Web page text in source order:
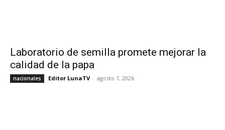
Laboratorio de semilla promete mejorar la
calidad de la papa
nacionales Editor LunaTV - agosto 7, 2026